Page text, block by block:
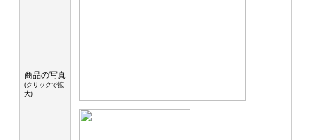
商品の写真
(クリックで拡
大)